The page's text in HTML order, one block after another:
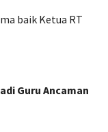
baik Ketua RT
Guru Ancaman